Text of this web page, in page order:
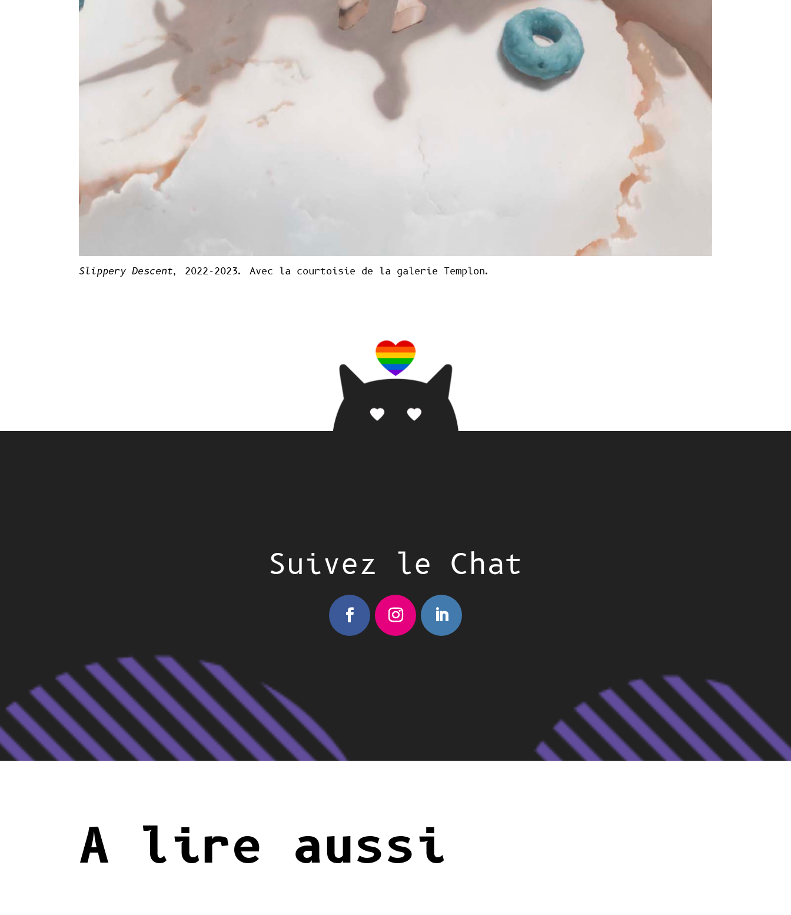
Slippery Descent, 2022-2023. Avec la courtoisie de la galerie Templon.
Suivez le Chat
A lire aussi